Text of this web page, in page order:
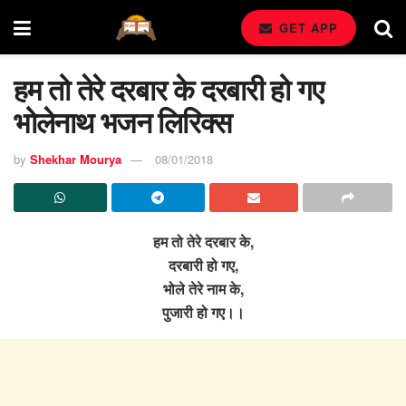
GET APP
हम तो तेरे दरबार के दरबारी हो गए
भोलेनाथ भजन लिरिक्स
by Shekhar Mourya 08/01/2018
हम तो तेरे दरबार के,
दरबारी हो गए,
भोले तेरे नाम के,
पुजारी हो गए।।